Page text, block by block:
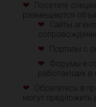
Посетите
размещаются
Сайты
Порталы с
Форумы и
работающих в
Обратитесь в
могут предложить